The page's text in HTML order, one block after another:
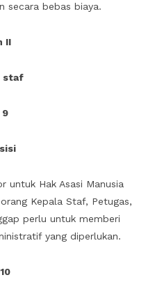
secara bebas biaya.
II
staf
9
untuk Hak Asasi Manusia
Kepala Staf, Petugas,
perlu untuk memberi
yang diperlukan.